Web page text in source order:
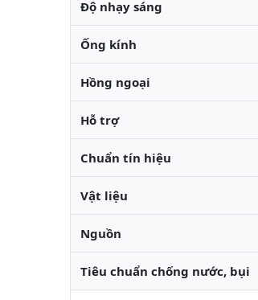
Độ nhạy sáng
Ống kính
Hồng ngoại
Hỗ trợ
Chuẩn tín hiệu
Vật liệu
Nguồn
Tiêu chuẩn chống nước, bụi